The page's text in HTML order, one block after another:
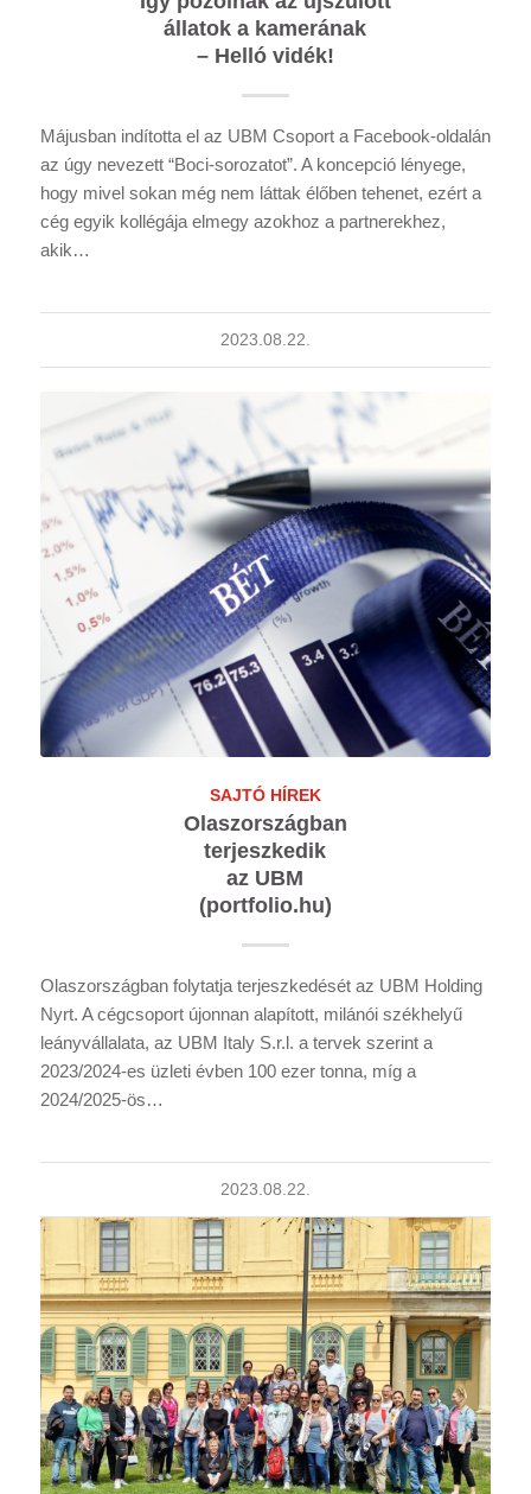
állatok a kamerának
– Helló vidék!
Májusban indította el az UBM Csoport a Facebook-oldalán
az úgy nevezett “Boci-sorozatot”. A koncepció lényege,
hogy mivel sokan még nem láttak élőben tehenet, ezért a
cég egyik kollégája elmegy azokhoz a partnerekhez,
akik…
2023.08.22.
SAJTÓ HÍREK
Olaszországban
terjeszkedik
az UBM
(portfolio.hu)
Olaszországban folytatja terjeszkedését az UBM Holding
Nyrt. A cégcsoport újonnan alapított, milánói székhelyű
leányvállalata, az UBM Italy S.r.l. a tervek szerint a
2023/2024-es üzleti évben 100 ezer tonna, míg a
2024/2025-ös…
2023.08.22.